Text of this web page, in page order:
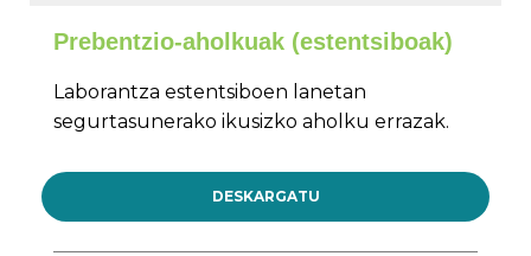
Prebentzio-aholkuak (estentsiboak)
Laborantza estentsiboen lanetan
segurtasunerako ikusizko aholku errazak.
DESKARGATU